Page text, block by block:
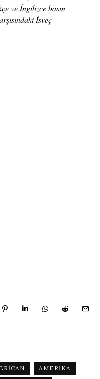
ve İngilizce basın
İsveç
AMERIKA